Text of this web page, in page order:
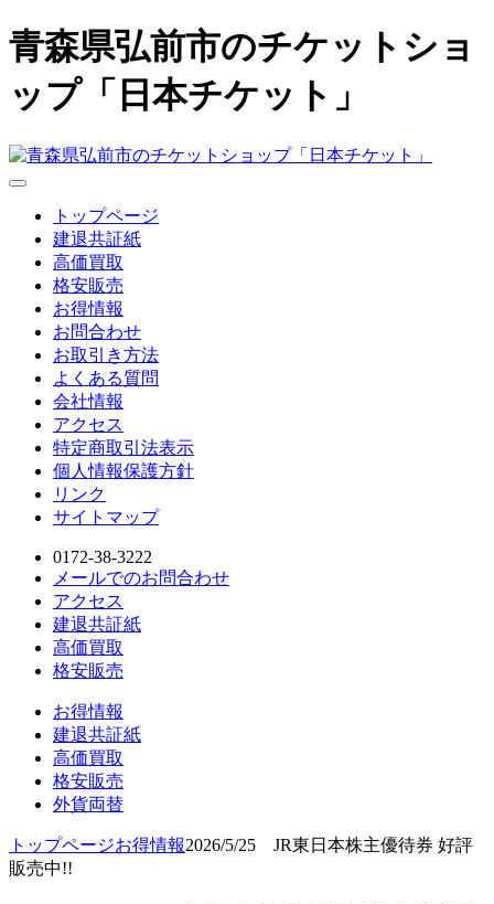
青森県弘前市のチケットショ
ップ「日本チケット」
トップページ
建退共証紙
高価買取
格安販売
お得情報
お問合わせ
お取引き方法
よくある質問
会社情報
アクセス
特定商取引法表示
個人情報保護方針
リンク
サイトマップ
0172-38-3222
メールでのお問合わせ
アクセス
建退共証紙
高価買取
格安販売
お得情報
建退共証紙
高価買取
格安販売
外貨両替
トップページお得情報2026/5/25 JR東日本株主優待券 好評
販売中!!